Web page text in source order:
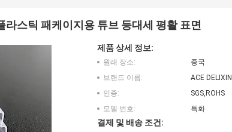
라스틱 패케이지용 튜브 등대세 평활 표면
제품 상세 정보:
원래 장소:
중국
브랜드 이름:
ACE DELIXIN
인증:
SGS,ROHS
모델 번호:
특화
결제 및 배송 조건: